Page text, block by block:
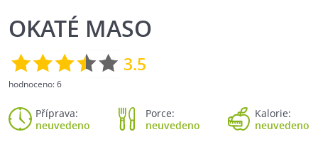
OKATÉ MASO
3.5
hodnoceno:6
Příprava:
neuvedeno
Porce:
neuvedeno
Kalorie:
neuvedeno